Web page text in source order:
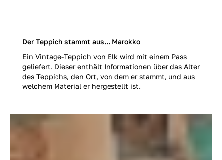
Der Teppich stammt aus... Marokko
Ein Vintage-Teppich von Elk wird mit einem Pass
geliefert. Dieser enthält Informationen über das Alter
des Teppichs, den Ort, von dem er stammt, und aus
welchem Material er hergestellt ist.